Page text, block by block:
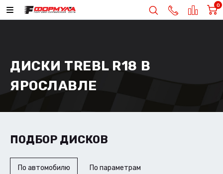
0
ДИСКИ TREBL R18 В
ЯРОСЛАВЛЕ
ПОДБОР ДИСКОВ
По автомобилю По параметрам